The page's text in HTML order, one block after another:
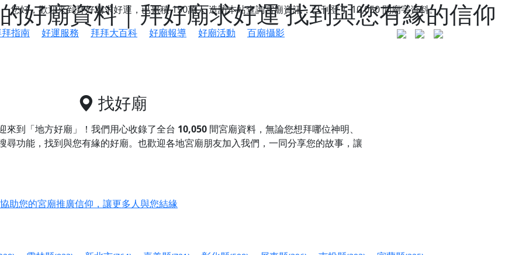
好廟資料｜拜好廟求好運 找到與您有緣的信仰
您好，歡迎來到拜好廟求好運，已累積150萬人造訪本站查詢宮廟資訊，已刊登了10,050間廟宇資料。
指南 好運服務 拜拜大百科 好廟報導 好廟活動 百廟攝影
找好廟
來到「地方好廟」！我們用心收錄了全台 10,050 間宮廟資料，無論您想拜哪位神明、
功能，找到與您有緣的好廟。 也歡迎各地宮廟朋友加入我們，一同分享您的故事，讓
助您的宮廟推廣信仰，讓更多人與您結緣
】慶讚中元普渡法會，誠摯邀請您一同參與，為自己與家人累積福德、祈求平安好運